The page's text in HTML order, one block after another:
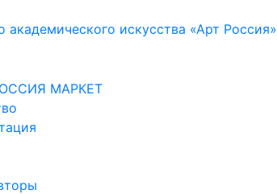
академического искусства «Арт Россия»